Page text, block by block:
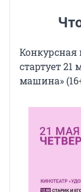
стартует 21
машина»